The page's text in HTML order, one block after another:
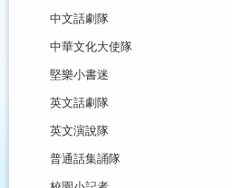
中文話劇隊
中華文化大使隊
堅樂小書迷
英文話劇隊
英文演說隊
普通話集誦隊